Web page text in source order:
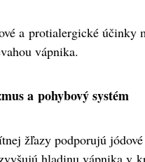
a protialergické účinky
vápnika.
a pohybový systém
žľazy podporujú jódové
hladinu vápnika v